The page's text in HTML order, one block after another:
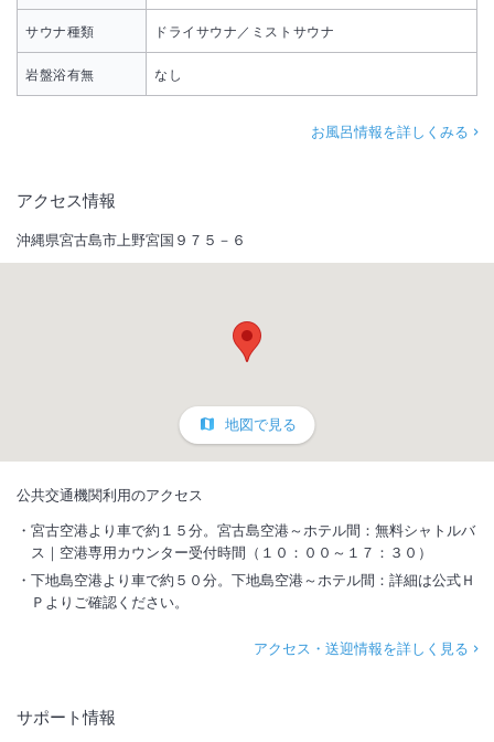
サウナ種類 ドライサウナ／ミストサウナ
岩盤浴有無 なし
お風呂情報を詳しくみる
アクセス情報
沖縄県宮古島市上野宮国９７５－６
地図で見る
公共交通機関利用のアクセス
宮古空港より車で約１５分。宮古島空港～ホテル間：無料シャトルバ
ス｜空港専用カウンター受付時間（１０：００～１７：３０）
下地島空港より車で約５０分。下地島空港～ホテル間：詳細は公式Ｈ
Ｐよりご確認ください。
アクセス・送迎情報を詳しく見る
サポート情報